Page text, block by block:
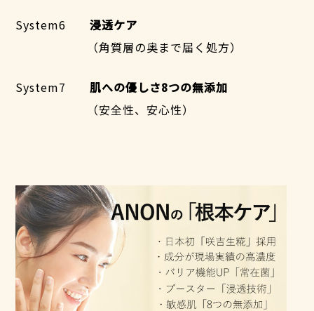
System6浸透ケア
（角質層の奥まで届く処方）
System7肌への優しさ8つの無添加
（安全性、安心性）